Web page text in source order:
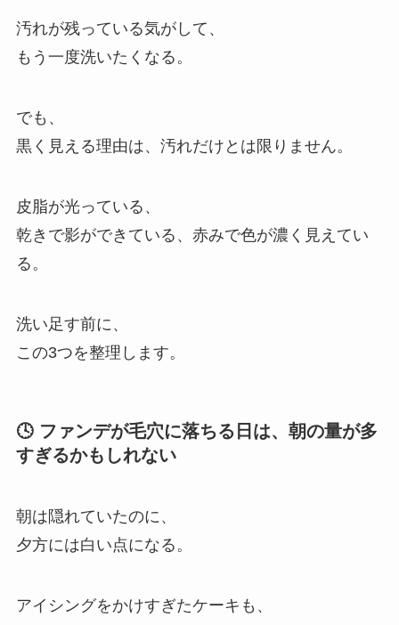
汚れが残っている気がして、
もう一度洗いたくなる。
でも、
黒く見える理由は、汚れだけとは限りません。
皮脂が光っている、
乾きで影ができている、赤みで色が濃く見えてい
る。
洗い足す前に、
この3つを整理します。
🕓 ファンデが毛穴に落ちる日は、朝の量が多
すぎるかもしれない
朝は隠れていたのに、
夕方には白い点になる。
アイシングをかけすぎたケーキも、